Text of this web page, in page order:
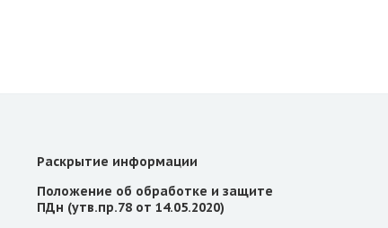
Раскрытие информации
Положение об обработке и защите
ПДн (утв.пр.78 от 14.05.2020)